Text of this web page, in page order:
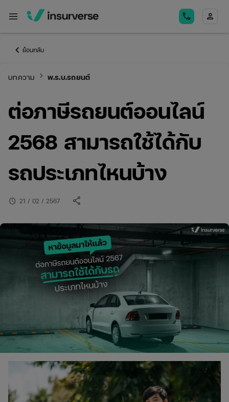
menu call person
keyboard_arrow_left ย้อนกลับ
บทความ keyboard_arrow_right พ.ร.บ.รถยนต์
ต่อภาษีรถยนต์ออนไลน์
2568 สามารถใช้ได้กับ
รถประเภทไหนบ้าง
schedule 21 / 02 / 2567 share